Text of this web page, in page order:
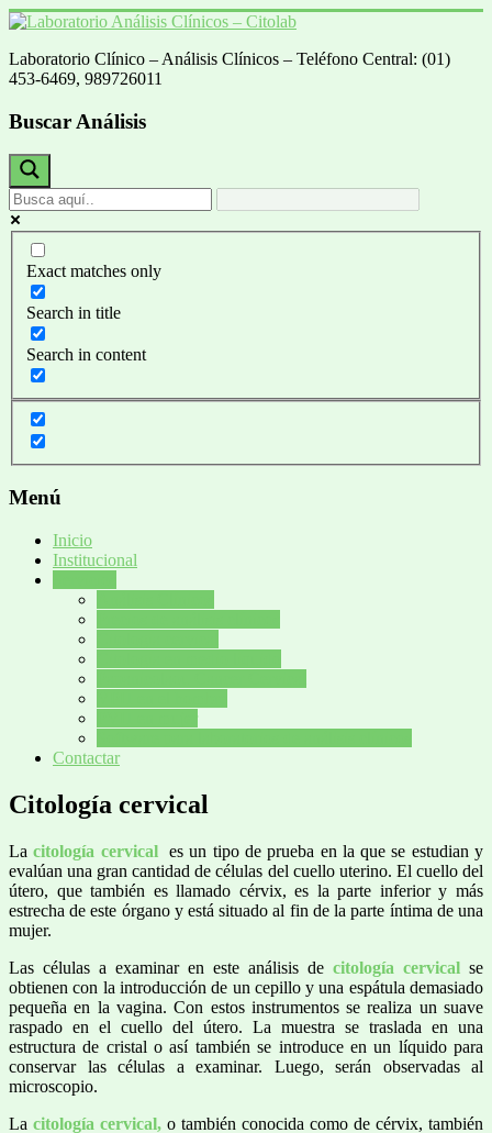
Saltar
contenido
Laboratorio
Análisis
Clínicos
–
Citolab
Análisis
Clínicos
Laboratorio Clínico – Análisis Clínicos – Teléfono Central: (01)
453-6469, 989726011
Buscar Análisis
Exact matches only
Search in title
Search in content
Menú
Inicio
Institucional
Contactar
Citología cervical
Lacitología cervical
es un tipo de prueba en la que se estudian y
evalúan una gran cantidad de células del cuello uterino. El cuello del
útero, que también es llamado cérvix, es la parte inferior y más
estrecha de este órgano y está situado al fin de la parte íntima de una
mujer.
Las células a examinar en este análisis de citología cervical se
obtienen con la introducción de un cepillo y una espátula demasiado
pequeña en la vagina. Con estos instrumentos se realiza un suave
raspado en el cuello del útero. La muestra se traslada en una
estructura de cristal o así también se introduce en un líquido para
conservar las células a examinar. Luego, serán observadas al
microscopio.
La citología cervical, o también conocida como de cérvix, también